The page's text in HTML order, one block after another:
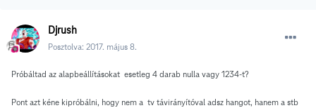
Djrush
Posztolva: 2017. május 8.
Próbáltad az alapbeállításokat esetleg 4 darab nulla vagy 1234-t?
Pont azt kéne kipróbálni, hogy nem a tv távirányítóval adsz hangot, hanem a stb